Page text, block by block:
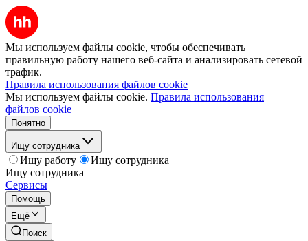
Мы используем файлы cookie, чтобы обеспечивать
правильную работу нашего веб-сайта и анализировать сетевой
трафик.
Правила использования файлов cookie
Мы используем файлы cookie. Правила использования
файлов cookie
Понятно
Ищу сотрудника
Ищу работу
Ищу сотрудника
Ищу сотрудника
Сервисы
Помощь
Ещё
Поиск